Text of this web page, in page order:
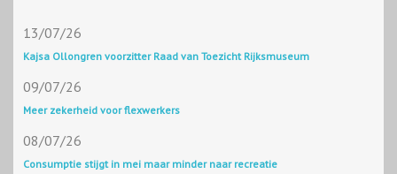
13/07/26
Kajsa Ollongren voorzitter Raad van Toezicht Rijksmuseum
09/07/26
Meer zekerheid voor flexwerkers
08/07/26
Consumptie stijgt in mei maar minder naar recreatie